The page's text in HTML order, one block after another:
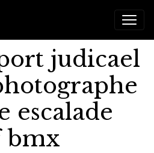
judicael
escalade
bmx